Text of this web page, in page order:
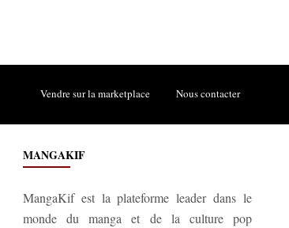
Vendre sur la marketplace Nous contacter
MANGAKIF
MangaKif est la plateforme leader dans le
monde du manga et de la culture pop